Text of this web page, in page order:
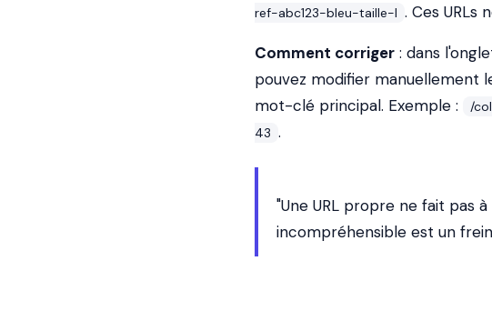
ref-abc123-bleu-taille-l . Ces URLs
Comment corriger : dans
pouvez modifier manuellement
mot-clé principal. Exemple :
/
43 .
"Une URL propre ne fait pas
incompréhensible est un